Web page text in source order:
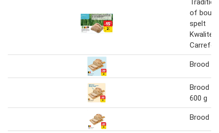
of
spelt
Brood
Brood
600 g
Brood